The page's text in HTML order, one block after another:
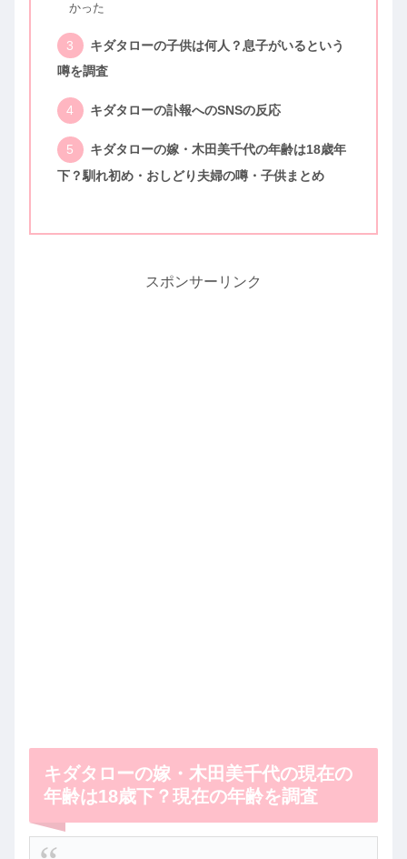
かった
キダタローの子供は何人？息子がいるという
噂を調査
キダタローの訃報へのSNSの反応
キダタローの嫁・木田美千代の年齢は18歳年
下？馴れ初め・おしどり夫婦の噂・子供まとめ
スポンサーリンク
キダタローの嫁・木田美千代の現在の
年齢は18歳下？現在の年齢を調査